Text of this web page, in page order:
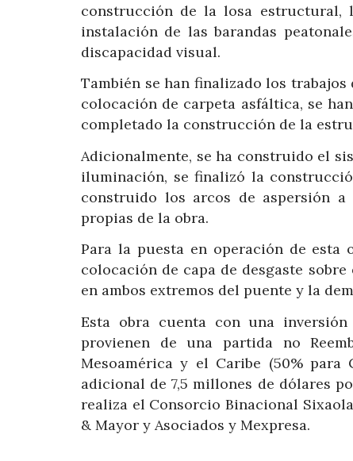
construcción de la losa estructural,
instalación de las barandas
discapacidad visual.
También se han finalizado los
colocación de carpeta asfáltica, se
completado la construcción de la
Adicionalmente, se ha construido el
iluminación, se finalizó la
construido los arcos de aspersión
propias de la obra.
Para la puesta en operación de esta
colocación de capa de desgaste
en ambos extremos del puente y la
Esta obra cuenta con una
provienen de una partida no
Mesoamérica y el Caribe (50% para
adicional de 7,5 millones de dólares
realiza el Consorcio Binacional
& Mayor y Asociados y Mexpresa.